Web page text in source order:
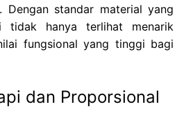
Dengan standar material yang
tidak hanya terlihat menarik
fungsional yang tinggi bagi
dan Proporsional